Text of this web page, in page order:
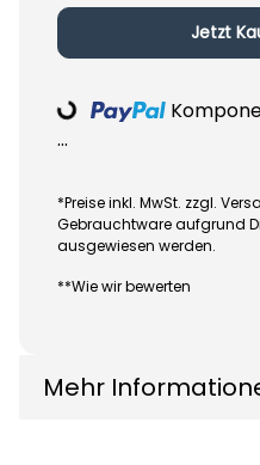
Jetzt
Loading...
...
*Preise inkl. MwSt. zzgl.
Gebrauchtware aufgrund
ausgewiesen werden.
**Wie wir bewerten
Mehr